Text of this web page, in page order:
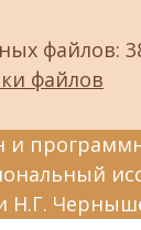
файлов:
файлов
и
Н.Г.